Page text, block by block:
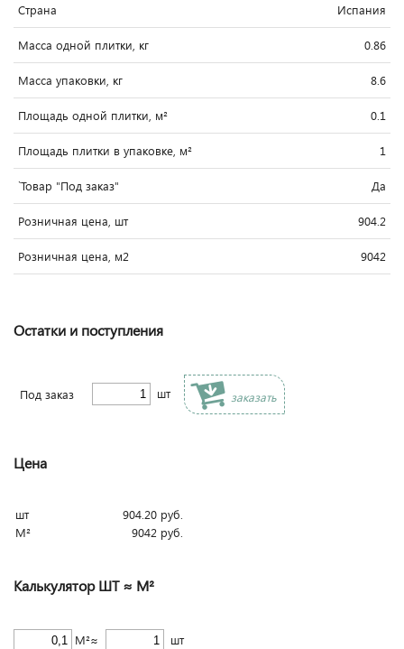
Страна Испания
Масса одной плитки, кг 0.86
Масса упаковки, кг 8.6
Площадь одной плитки, м² 0.1
Площадь плитки в упаковке, м² 1
`Товар "Под заказ" Да
Розничная цена, шт 904.2
Розничная цена, м2 9042
Остатки и поступления
Под заказ шт заказать
Цена
шт 904.20 руб.
М²
9042 руб.
Калькулятор ШТ ≈ М²
М²≈ шт